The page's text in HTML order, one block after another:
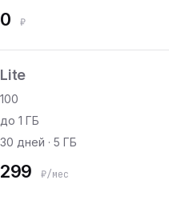
0 ₽
Lite
100
до 1 ГБ
30 дней · 5 ГБ
299 ₽/мес